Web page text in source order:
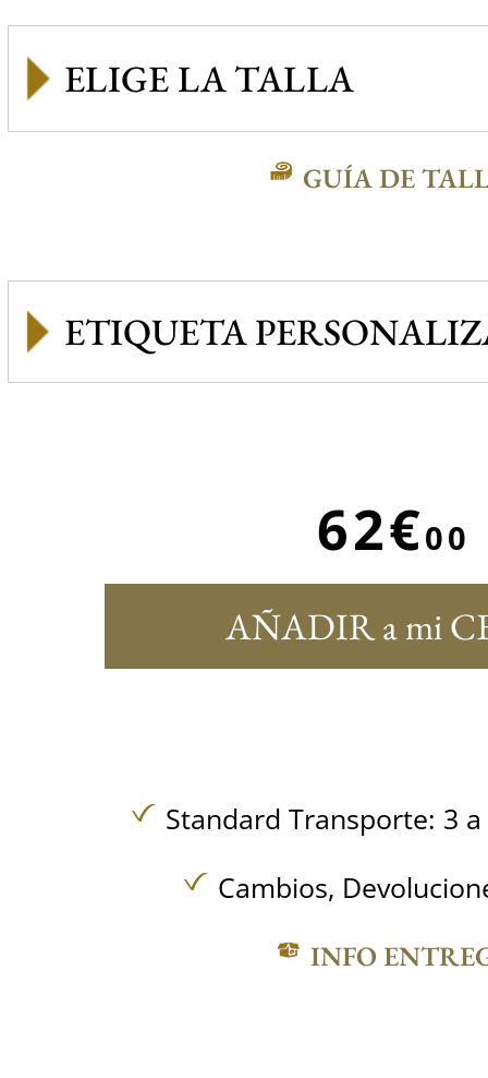
GUÍA DE
ETIQUETA
62€00
AÑADIR a mi
Standard Transporte: 3
Cambios,
INFO